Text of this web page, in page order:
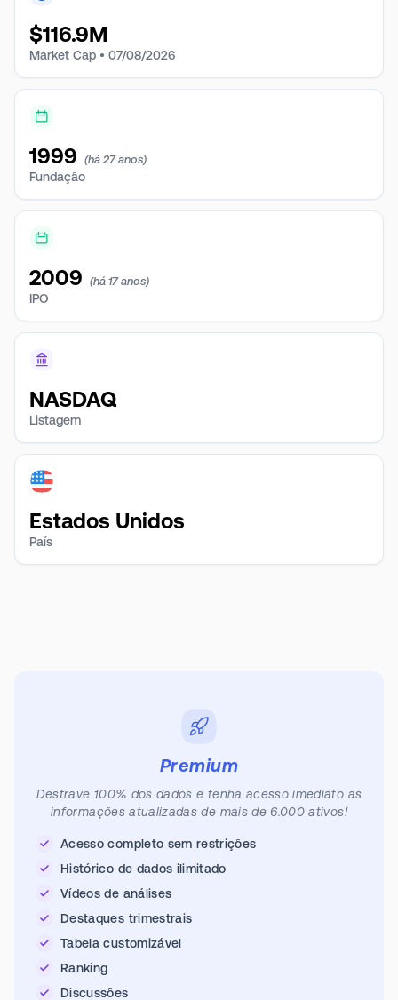
marcas são Acetadote, Caldolor, Kristalose,
Omeclamox, Sancuso, Vaprisol e Vibativ.
$116.9M
Market Cap • 07/08/2026
1999 (há 27 anos)
Fundação
2009 (há 17 anos)
IPO
NASDAQ
Listagem
Estados Unidos
País
Premium
Destrave 100% dos dados e tenha acesso imediato as
informações atualizadas de mais de 6.000 ativos!
Acesso completo sem restrições
Histórico de dados ilimitado
Vídeos de análises
Destaques trimestrais
Tabela customizável
Ranking
Discussões